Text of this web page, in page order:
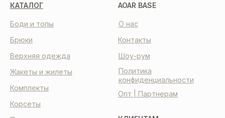
КАТАЛОГ AOAR BASE
О нас
Контакты
Шоу-рум
Политика
конфиденциальности
Опт | Партнерам
Корсеты
Боди и топы
Комплекты
Брюки
Жакеты и жилеты
Верхняя одежда